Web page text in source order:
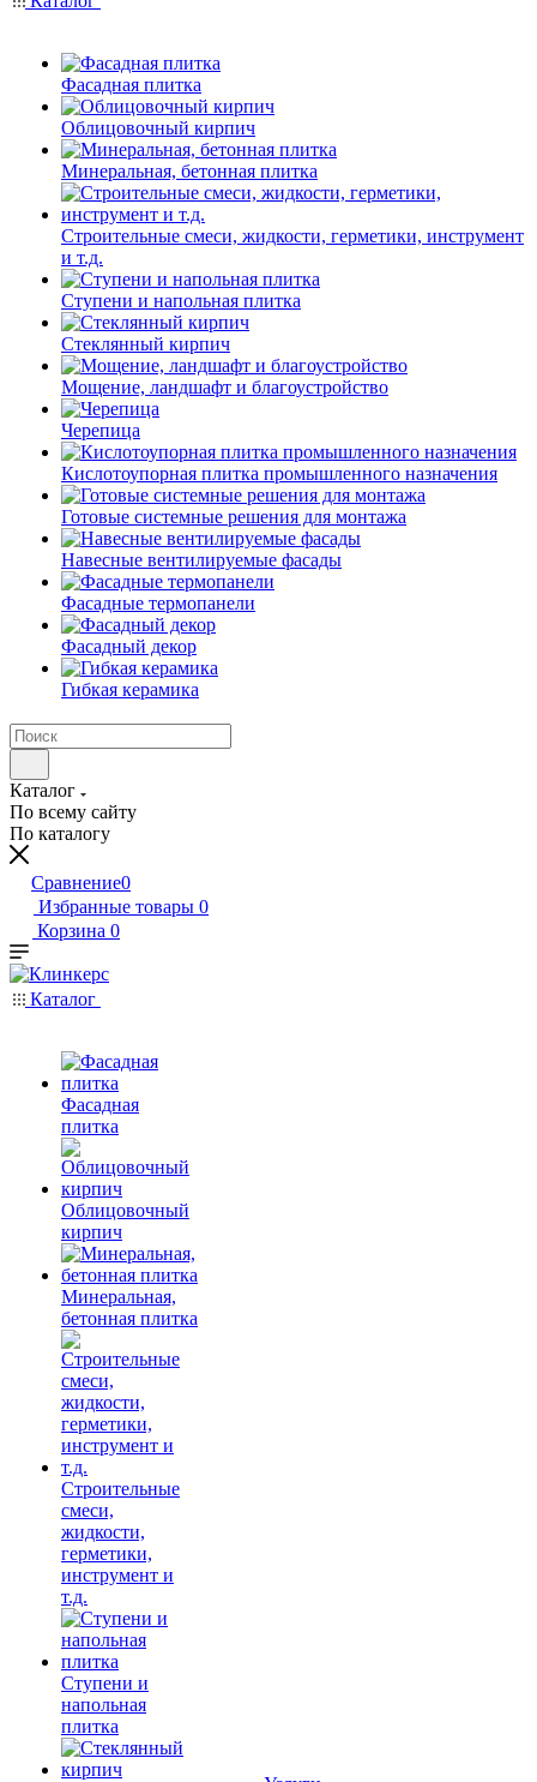
Фасадная плитка
Облицовочный кирпич
Минеральная, бетонная плитка
Строительные смеси, жидкости, герметики, инструмент
и т.д.
Ступени и напольная плитка
Cтеклянный кирпич
Мощение, ландшафт и благоустройство
Черепица
Кислотоупорная плитка промышленного назначения
Готовые системные решения для монтажа
Навесные вентилируемые фасады
Фасадные термопанели
Фасадный декор
Гибкая керамика
Каталог
По всему сайту
По каталогу
Сравнение0
Избранные товары 0
Корзина 0
Каталог
Фасадная
плитка
Облицовочный
кирпич
Минеральная,
бетонная плитка
Строительные
смеси,
жидкости,
герметики,
инструмент и
т.д.
Ступени и
напольная
плитка